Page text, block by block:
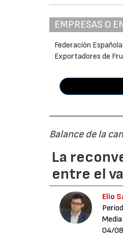
EMPRESAS O
Federación
Exportadores de
Balance de la
La
entre el
Elio
Media
04/